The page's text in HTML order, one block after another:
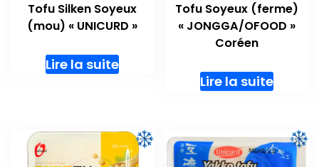
Tofu Silken Soyeux
(mou) « UNICURD »
Lire la suite
Tofu Soyeux (ferme)
« JONGGA/OFOOD »
Coréen
Lire la suite